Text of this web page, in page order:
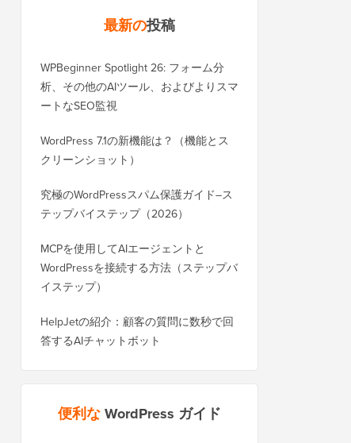
最新の投稿
WPBeginner Spotlight 26: フォーム分
析、その他のAIツール、およびよりスマ
ートなSEO監視
WordPress 7.1の新機能は？（機能とス
クリーンショット）
究極のWordPressスパム保護ガイド–ス
テップバイステップ（2026）
MCPを使用してAIエージェントと
WordPressを接続する方法（ステップバ
イステップ）
HelpJetの紹介：顧客の質問に数秒で回
答するAIチャットボット
便利なWordPress ガイド